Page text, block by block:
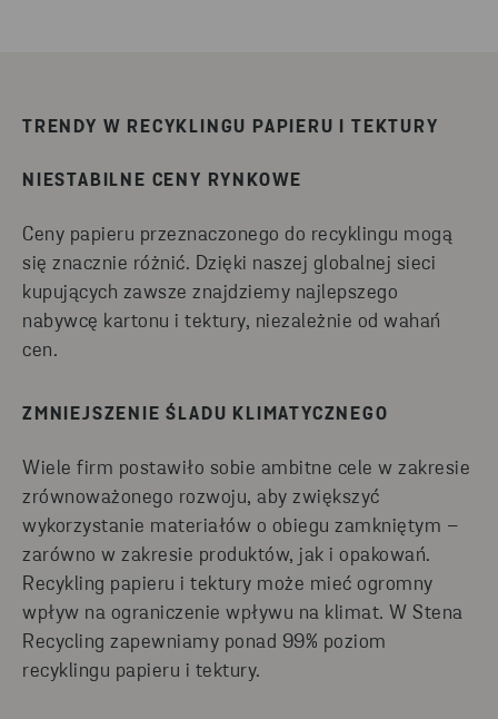
TRENDY W RECYKLINGU PAPIERU I TEKTURY
NIESTABILNE CENY RYNKOWE
Ceny papieru przeznaczonego do recyklingu mogą
się znacznie różnić. Dzięki naszej globalnej sieci
kupujących zawsze znajdziemy najlepszego
nabywcę kartonu i tektury, niezależnie od wahań
cen.
ZMNIEJSZENIE ŚLADU KLIMATYCZNEGO
Wiele firm postawiło sobie ambitne cele w zakresie
zrównoważonego rozwoju, aby zwiększyć
wykorzystanie materiałów o obiegu zamkniętym –
zarówno w zakresie produktów, jak i opakowań.
Recykling papieru i tektury może mieć ogromny
wpływ na ograniczenie wpływu na klimat. W Stena
Recycling zapewniamy ponad 99% poziom
recyklingu papieru i tektury.